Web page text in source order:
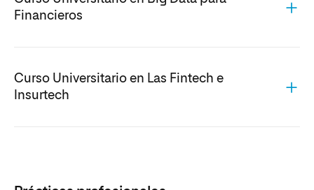
Financieros
Business Intelligence, Big
Curso Universitario en Las Fintech e
Insurtech